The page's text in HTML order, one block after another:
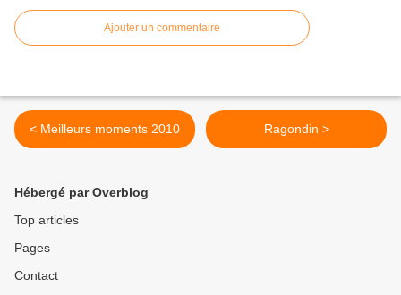
Ajouter un commentaire
< Meilleurs moments 2010 Ragondin >
Hébergé par Overblog
Top articles
Pages
Contact